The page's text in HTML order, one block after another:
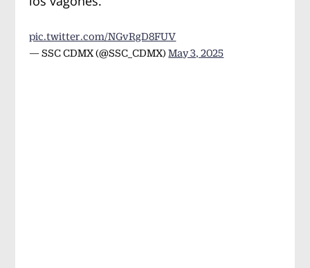
pic.twitter.com/NGvRgD8FUV
— SSC CDMX (@SSC_CDMX)May 3, 2025